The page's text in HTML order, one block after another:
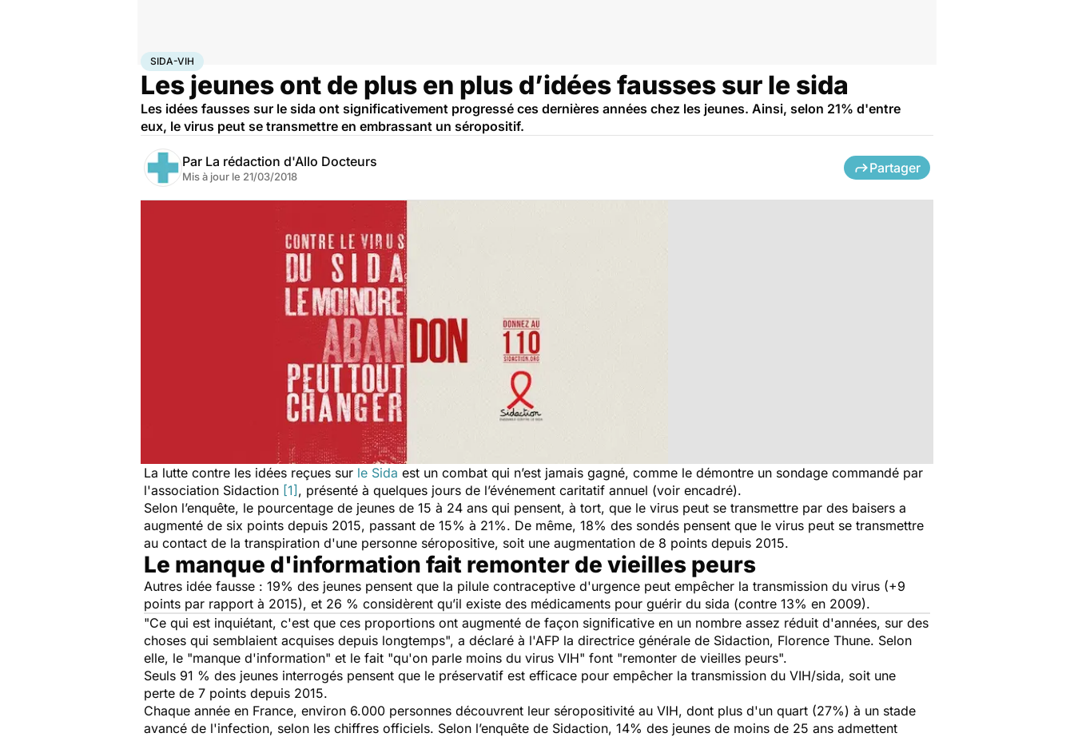
AccueilSanté Maladies
SIDA-VIH
Les jeunes ont de plus en plus d’idées fausses sur le sida
Les idées fausses sur le sida ont significativement progressé ces dernières années chez les jeunes. Ainsi, selon 21% d'entre
eux, le virus peut se transmettre en embrassant un séropositif.
Par La rédaction d'Allo Docteurs
Mis à jour le 21/03/2018
Partager
La lutte contre les idées reçues sur le Sida est un combat qui n’est jamais gagné, comme le démontre un sondage commandé par
l'association Sidaction [1] , présenté à quelques jours de l’événement caritatif annuel (voir encadré).
Selon l’enquête, le pourcentage de jeunes de 15 à 24 ans qui pensent, à tort, que le virus peut se transmettre par des baisers a
augmenté de six points depuis 2015, passant de 15% à 21%. De même, 18% des sondés pensent que le virus peut se transmettre
au contact de la transpiration d'une personne séropositive, soit une augmentation de 8 points depuis 2015.
Le manque d'information fait remonter de vieilles peurs
Autres idée fausse : 19% des jeunes pensent que la pilule contraceptive d'urgence peut empêcher la transmission du virus (+9
points par rapport à 2015), et 26 % considèrent qu’il existe des médicaments pour guérir du sida (contre 13% en 2009).
"Ce qui est inquiétant, c'est que ces proportions ont augmenté de façon significative en un nombre assez réduit d'années, sur des
choses qui semblaient acquises depuis longtemps", a déclaré à l'AFP la directrice générale de Sidaction, Florence Thune. Selon
elle, le "manque d'information" et le fait "qu'on parle moins du virus VIH" font "remonter de vieilles peurs".
Seuls 91 % des jeunes interrogés pensent que le préservatif est efficace pour empêcher la transmission du VIH/sida, soit une
perte de 7 points depuis 2015.
Chaque année en France, environ 6.000 personnes découvrent leur séropositivité au VIH, dont plus d'un quart (27%) à un stade
avancé de l'infection, selon les chiffres officiels. Selon l’enquête de Sidaction, 14% des jeunes de moins de 25 ans admettent